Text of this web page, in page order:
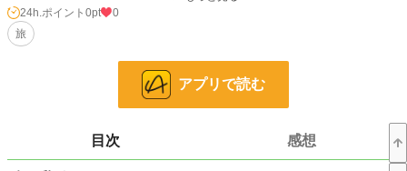
好奇心旺盛な第三王子、心優しき騎士、腕は立つが無愛想な騎士、そして
食べるの大好きな、天真爛漫娘の癒し人。
四人の見聞旅の物語。
228,779 位 / 228,779 件
24h.ポイント 0pt
0
旅
アプリで読む
目次 感想